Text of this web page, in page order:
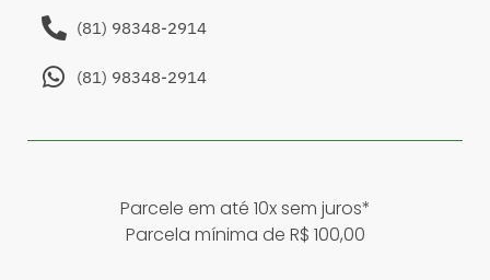
(81) 98348-2914
(81) 98348-2914
Parcele em até 10x sem juros*
Parcela mínima de R$ 100,00